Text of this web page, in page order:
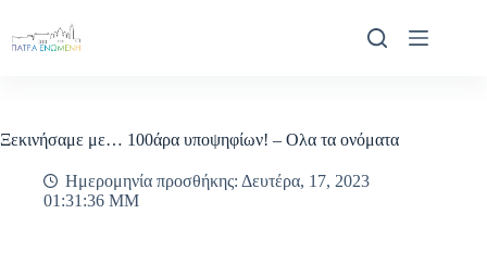
περιεχόμενο
Ξεκινήσαμε με… 100άρα υποψηφίων! – Ολα τα ονόματα
Ημερομηνία προσθήκης: Δευτέρα, 17, 2023
01:31:36 ΜΜ